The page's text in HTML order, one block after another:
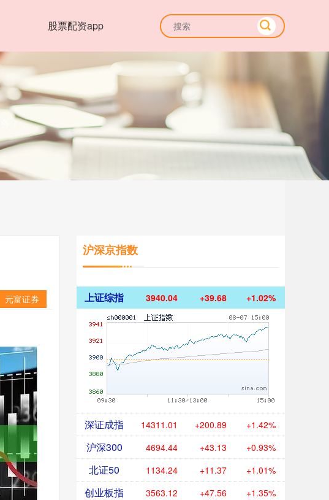
股票配资app
！
元富证券
沪深京指数
上证综指 3940.04 +39.68 +1.02%
深证成指 14311.01 +200.89 +1.42%
沪深300 4694.44 +43.13 +0.93%
北证50 1134.24 +11.37 +1.01%
创业板指 3563.12 +47.56 +1.35%